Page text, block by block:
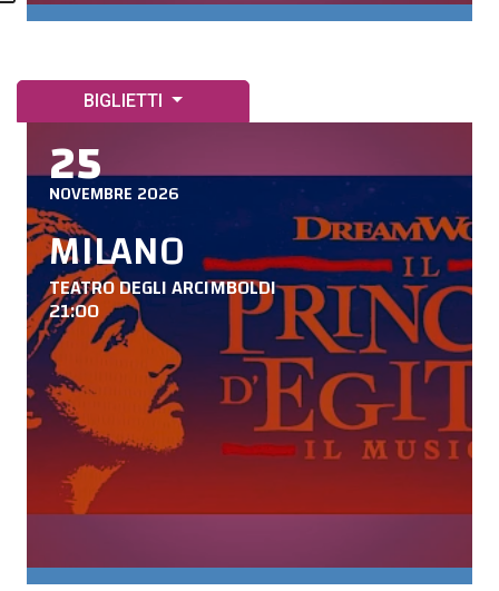
BIGLIETTI
25
NOVEMBRE 2026
MILANO
TEATRO DEGLI ARCIMBOLDI
21:00